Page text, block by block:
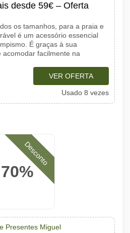
desde 59€ – Oferta
os tamanhos, para a praia e
é um acessório essencial
É graças à sua
facilmente na
VER OFERTA
Usado 8 vezes
70%
Desconto
Presentes Miguel